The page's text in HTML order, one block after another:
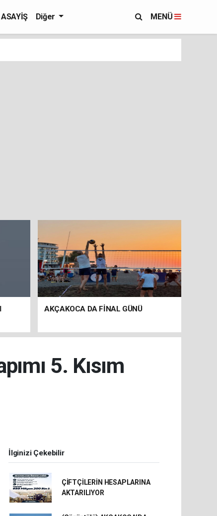
ASAYİŞ Diğer MENÜ
AKÇAKOCA DA FİNAL GÜNÜ
5. Kısım
İlginizi Çekebilir
ÇİFTÇİLERİN HESAPLARINA
AKTARILIYOR